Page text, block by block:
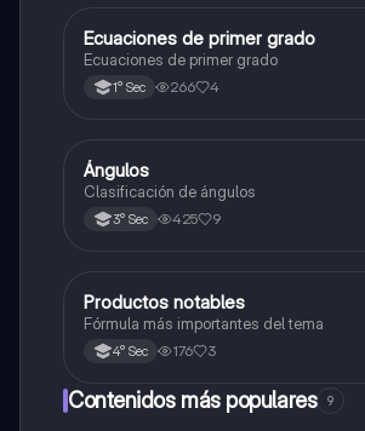
Matemáticas
Ecuaciones de primer grado
Ecuaciones de primer grado
1° Sec 266 4
Matemáticas
Ángulos
Clasificación de ángulos
3° Sec 425 9
Matemáticas
Productos notables
Fórmula más importantes del tema
4° Sec 176 3
Contenidos más populares 9